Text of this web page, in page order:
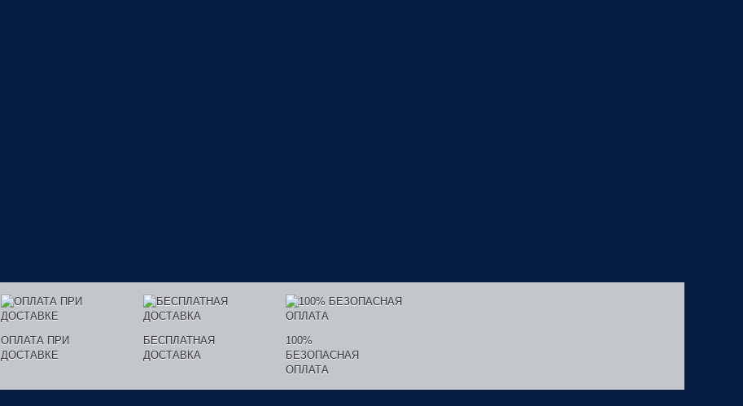
ОПЛАТА ПРИ
ДОСТАВКЕ
БЕСПЛАТНАЯ
ДОСТАВКА
100%
БЕЗОПАСНАЯ
ОПЛАТА